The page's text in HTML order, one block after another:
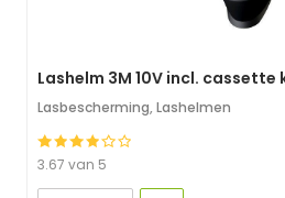
Lashelm 3M 10V incl. cassette
Lasbescherming, Lashelmen
3.67 van 5